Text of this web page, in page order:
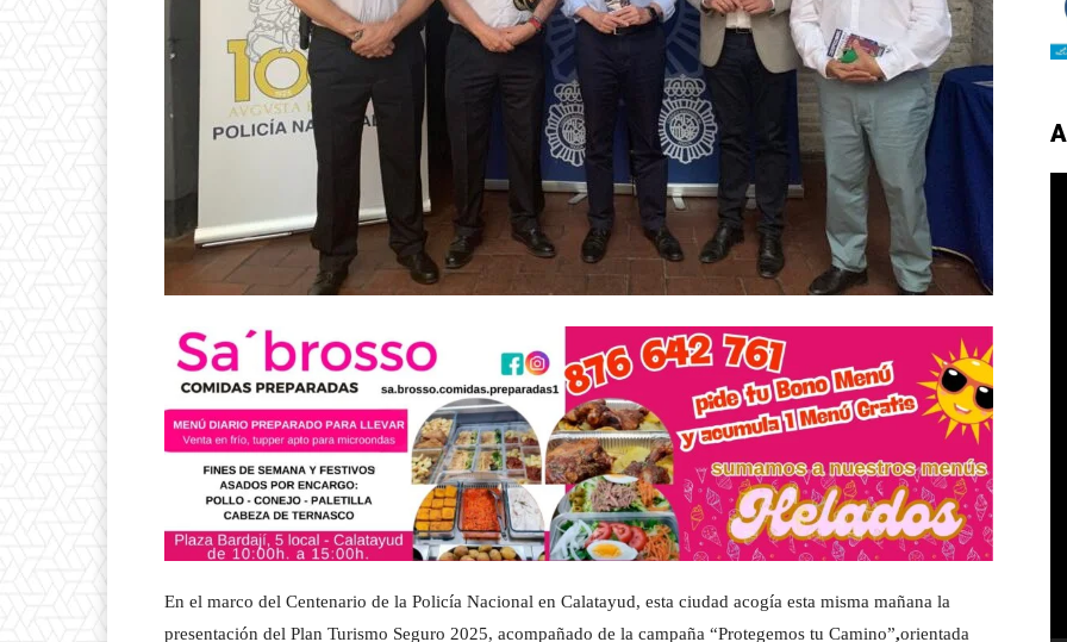
En el marco del Centenario de la Policía Nacional en Calatayud, esta ciudad acogía esta misma mañana la
presentación del Plan Turismo Seguro 2025, acompañado de la campaña “Protegemos tu Camino”,orientada